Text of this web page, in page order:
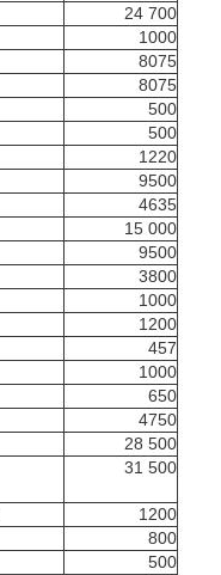
24 700
1000
8075
8075
500
500
1220
9500
4635
15 000
9500
3800
1000
1200
457
1000
650
4750
28 500
31 500
1200
800
500